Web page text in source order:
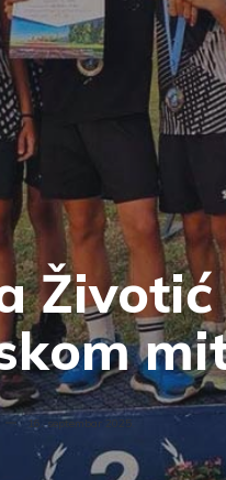
16. septembar 2025.